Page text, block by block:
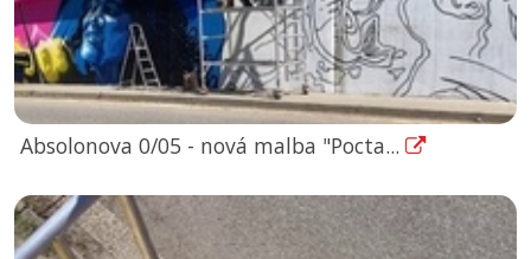
Absolonova 0/05 - nová malba "Pocta...